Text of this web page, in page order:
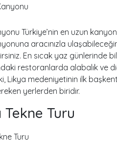
Türkiye’nin en uzun
aracınızla
En sıcak yaz günlerinde
restoranlarda alabalık ve
Likya medeniyetinin ilk
yerlerden biridir.
Tekne Turu